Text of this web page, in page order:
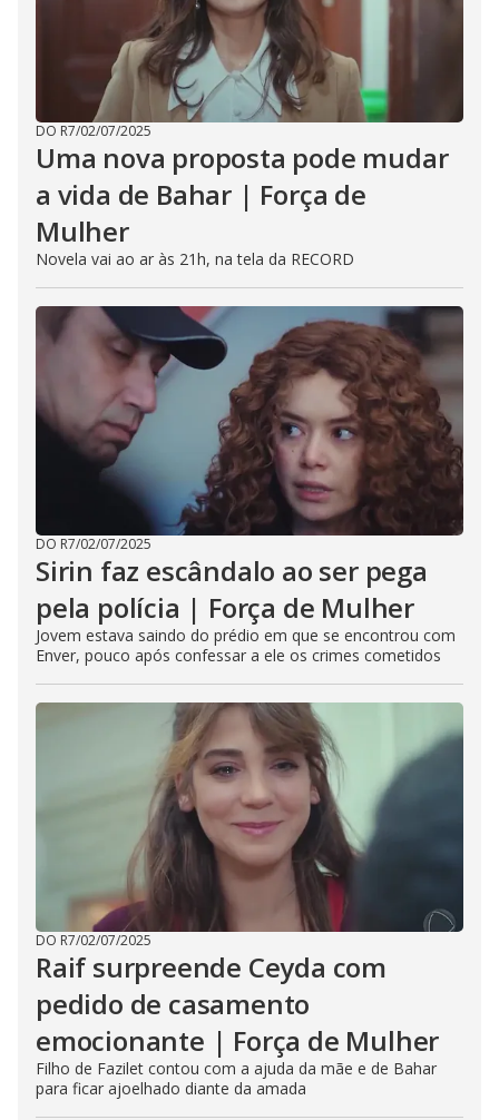
DO R7/02/07/2025
Uma nova proposta pode mudar
a vida de Bahar | Força de
Mulher
Novela vai ao ar às 21h, na tela da RECORD
DO R7/02/07/2025
Sirin faz escândalo ao ser pega
pela polícia | Força de Mulher
Jovem estava saindo do prédio em que se encontrou com
Enver, pouco após confessar a ele os crimes cometidos
DO R7/02/07/2025
Raif surpreende Ceyda com
pedido de casamento
emocionante | Força de Mulher
Filho de Fazilet contou com a ajuda da mãe e de Bahar
para ficar ajoelhado diante da amada